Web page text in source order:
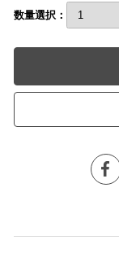
数量選択：